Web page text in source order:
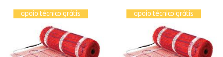
apoio técnico grátis apoio técnico grátis